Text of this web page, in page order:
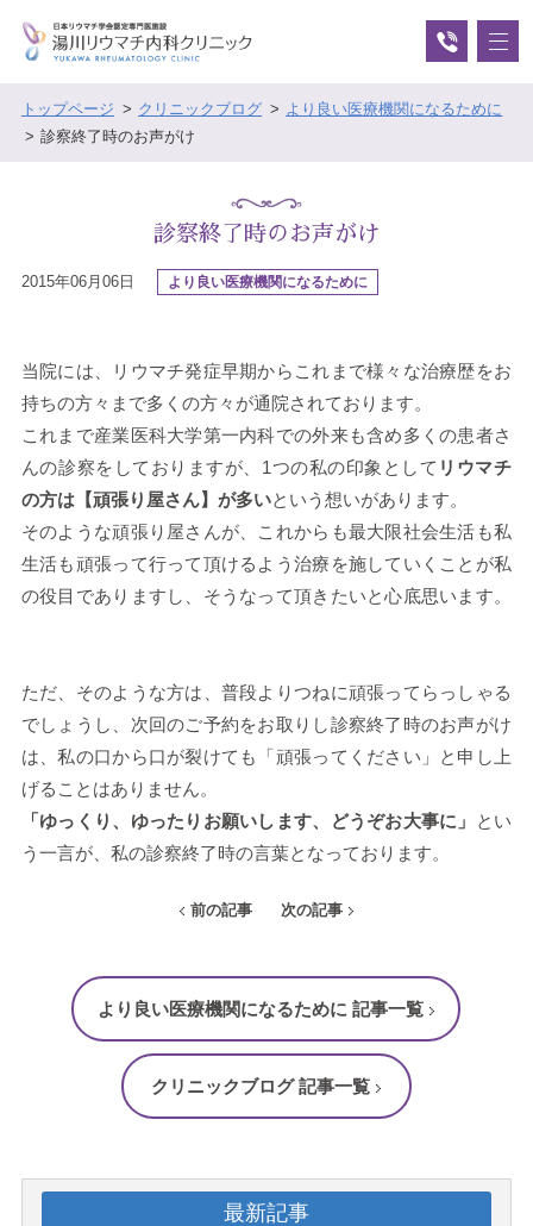
トップページ クリニックブログ
より良い医療機関になるために
診察終了時のお声がけ
診察終了時のお声がけ
2015年06月06日 より良い医療機関になるために
当院には、リウマチ発症早期からこれまで様々な治療歴をお
持ちの方々まで多くの方々が通院されております。
これまで産業医科大学第一内科での外来も含め多くの患者さ
んの診察をしておりますが、1つの私の印象として リウマチ
の方は【頑張り屋さん】が多いという想いがあります。
そのような頑張り屋さんが、これからも最大限社会生活も私
生活も頑張って行って頂けるよう治療を施していくことが私
の役目でありますし、そうなって頂きたいと心底思います。
ただ、そのような方は、普段よりつねに頑張ってらっしゃる
でしょうし、次回のご予約をお取りし診察終了時のお声がけ
は、私の口から口が裂けても「頑張ってください」と申し上
げることはありません。
「ゆっくり、ゆったりお願いします、どうぞお大事に」
とい
う一言が、私の診察終了時の言葉となっております。
前の記事 次の記事
より良い医療機関になるために 記事一覧
クリニックブログ 記事一覧
最新記事